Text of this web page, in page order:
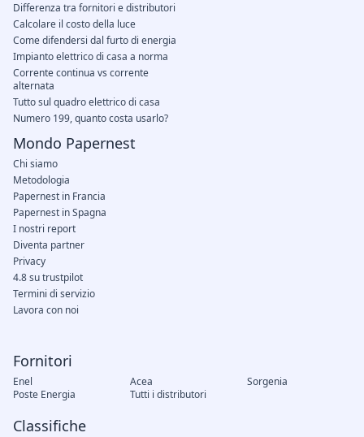
Fornitori
Enel Acea
Sorgenia
Poste Energia
Tutti i distributori
Classifiche
Differenza tra fornitori e distributori
Calcolare il costo della luce
Come difendersi dal furto di energia
Impianto elettrico di casa a norma
Corrente continua vs corrente
alternata
Tutto sul quadro elettrico di casa
Numero 199, quanto costa usarlo?
Mondo Papernest
Chi siamo
Metodologia
Papernest in Francia
Papernest in Spagna
I nostri report
Diventa partner
Privacy
4.8 su trustpilot
Termini di servizio
Lavora con noi